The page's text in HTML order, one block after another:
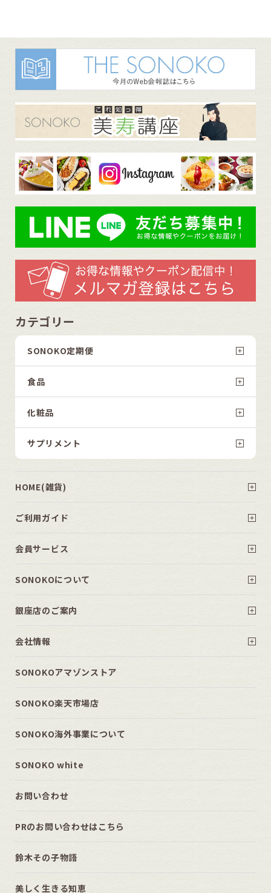
カテゴリー
SONOKO定期便
食品
化粧品
サプリメント
HOME(雑貨)
ご利用ガイド
会員サービス
SONOKOについて
銀座店のご案内
会社情報
SONOKOアマゾンストア
SONOKO楽天市場店
SONOKO海外事業について
SONOKO white
お問い合わせ
PRのお問い合わせはこちら
鈴木その子物語
美しく生きる知恵